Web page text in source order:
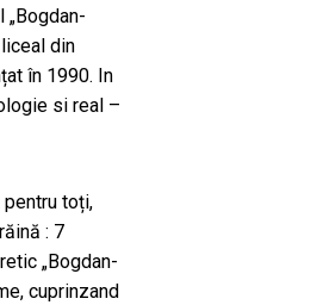
din
în 1990. In
si real –
toți,
: 7
„Bogdan-
cuprinzand